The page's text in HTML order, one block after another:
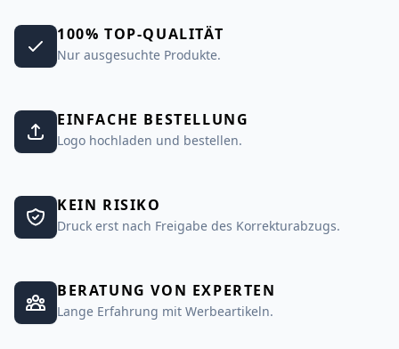
100% TOP-QUALITÄT
Nur ausgesuchte Produkte.
EINFACHE BESTELLUNG
Logo hochladen und bestellen.
KEIN RISIKO
Druck erst nach Freigabe des Korrekturabzugs.
BERATUNG VON EXPERTEN
Lange Erfahrung mit Werbeartikeln.